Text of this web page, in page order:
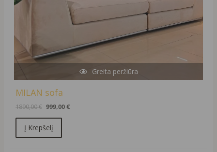
Greita peržiūra
MILAN sofa
1890,00€ 999,00€
Į Krepšelį